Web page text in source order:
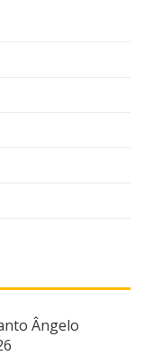
Ângelo